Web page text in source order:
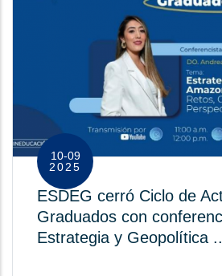
10-09
2025
ESDEG cerró Ciclo de
Graduados con
Estrategia y Geopolítica